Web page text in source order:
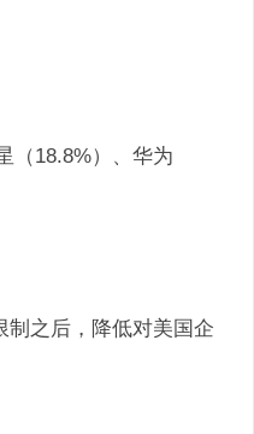
（18.8%）、华为
制之后，降低对美国企